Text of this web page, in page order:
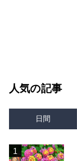
人気の記事
日間
1